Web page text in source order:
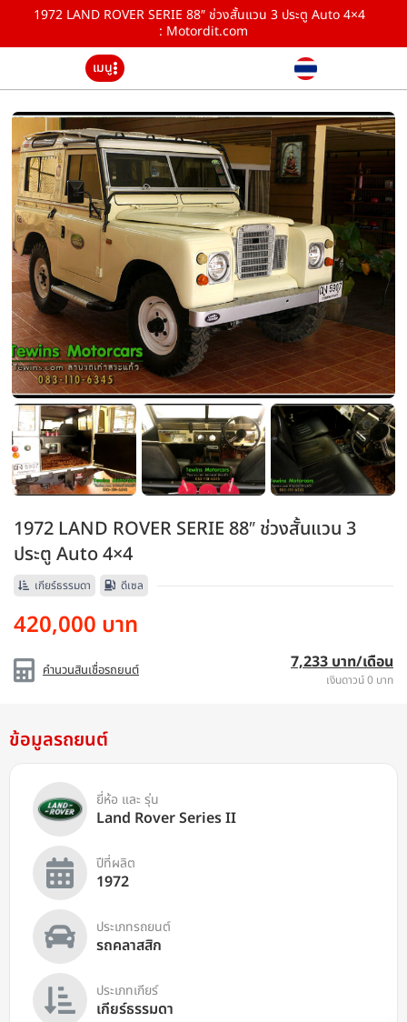
1972 LAND ROVER SERIE 88″ ช่วงสั้นแวน 3 ประตู Auto 4×4
: Motordit.com
เมนู
1972 LAND ROVER SERIE 88″ ช่วงสั้นแวน 3
ประตู Auto 4×4
เกียร์ธรรมดา ดีเซล
420,000 บาท
คำนวนสินเชื่อรถยนต์ 7,233บาท/เดือน
เงินดาวน์ 0 บาท
ข้อมูลรถยนต์
ยี่ห้อ และ รุ่น
Land Rover Series II
ปีที่ผลิต
1972
ประเภทรถยนต์
รถคลาสสิก
ประเภทเกียร์
เกียร์ธรรมดา